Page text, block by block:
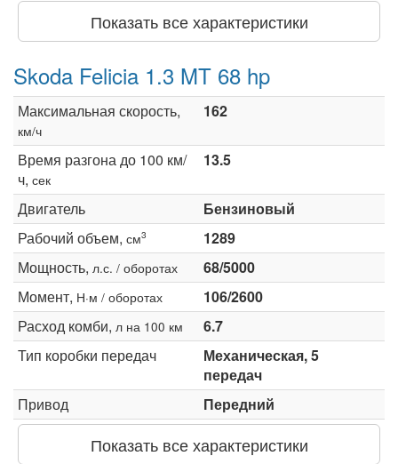
Показать все характеристики
Skoda Felicia 1.3 MT 68 hp
Максимальная скорость,
км/ч
162
Время разгона до 100 км/
ч, сек
13.5
Двигатель
Бензиновый
Рабочий объем, см3
1289
Мощность, л.с. / оборотах
68/5000
Момент, Н·м / оборотах
106/2600
Расход комби, л на 100 км
6.7
Тип коробки передач
Механическая, 5
передач
Привод
Передний
Показать все характеристики